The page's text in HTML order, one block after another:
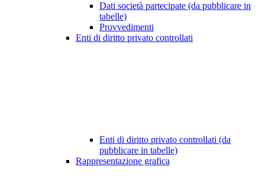
Dati società partecipate (da pubblicare in
tabelle)
Provvedimenti
Enti di diritto privato controllati
Enti di diritto privato controllati (da
pubblicare in tabelle)
Rappresentazione grafica